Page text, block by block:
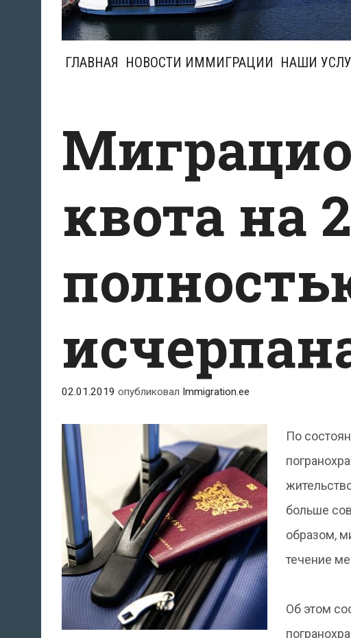
ГЛАВНАЯ НОВОСТИ ИММИГРАЦИИ НАШИ
квота на
02.01.2019 опубликовал Immigration.ee
По
больше
образом,
течение
Об этом